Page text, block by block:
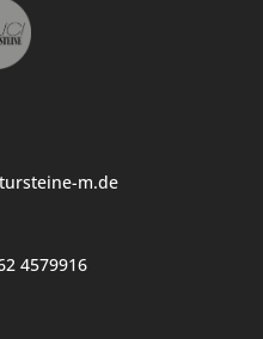
m.de
4579916